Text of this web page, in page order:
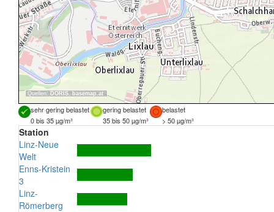
Quellen: DORIS, basemap.at
sehr gering belastet gering belastet
belastet
0 bis 35 µg/m³
35 bis 50 µg/m³ > 50 µg/m³
Station
Linz-Neue
Welt
Enns-Kristein
3
Linz-
Römerberg